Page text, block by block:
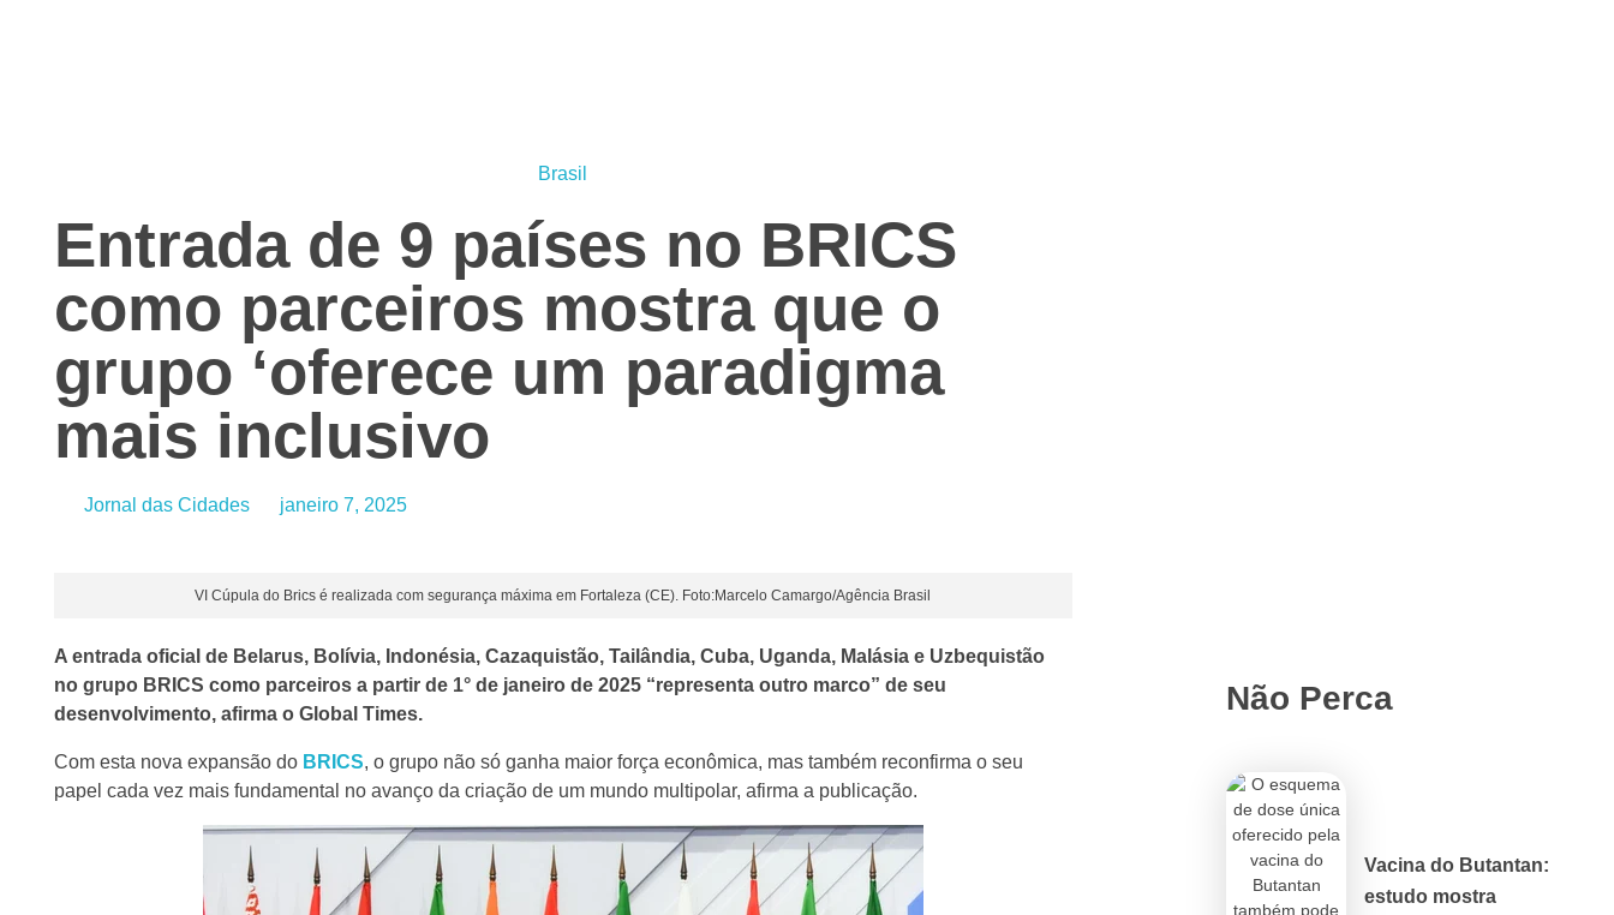
Brasil
Entrada de 9 países no BRICS
como parceiros mostra que o
grupo ‘oferece um paradigma
mais inclusivo
Jornal das Cidades janeiro 7, 2025
VI Cúpula do Brics é realizada com segurança máxima em Fortaleza (CE). Foto:Marcelo Camargo/Agência Brasil
A entrada oficial de Belarus, Bolívia, Indonésia, Cazaquistão, Tailândia, Cuba, Uganda, Malásia e Uzbequistão
no grupo BRICS como parceiros a partir de 1° de janeiro de 2025 “representa outro marco” de seu
desenvolvimento, afirma o Global Times.
Com esta nova expansão do BRICS, o grupo não só ganha maior força econômica, mas também reconfirma o seu
papel cada vez mais fundamental no avanço da criação de um mundo multipolar, afirma a publicação.
Não Perca
Vacina do Butantan:
estudo mostra